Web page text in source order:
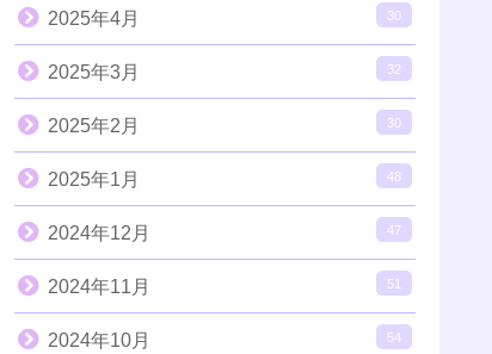
2025年4月 30
2025年3月 32
2025年2月 30
2025年1月 48
2024年12月 47
2024年11月 51
2024年10月 54